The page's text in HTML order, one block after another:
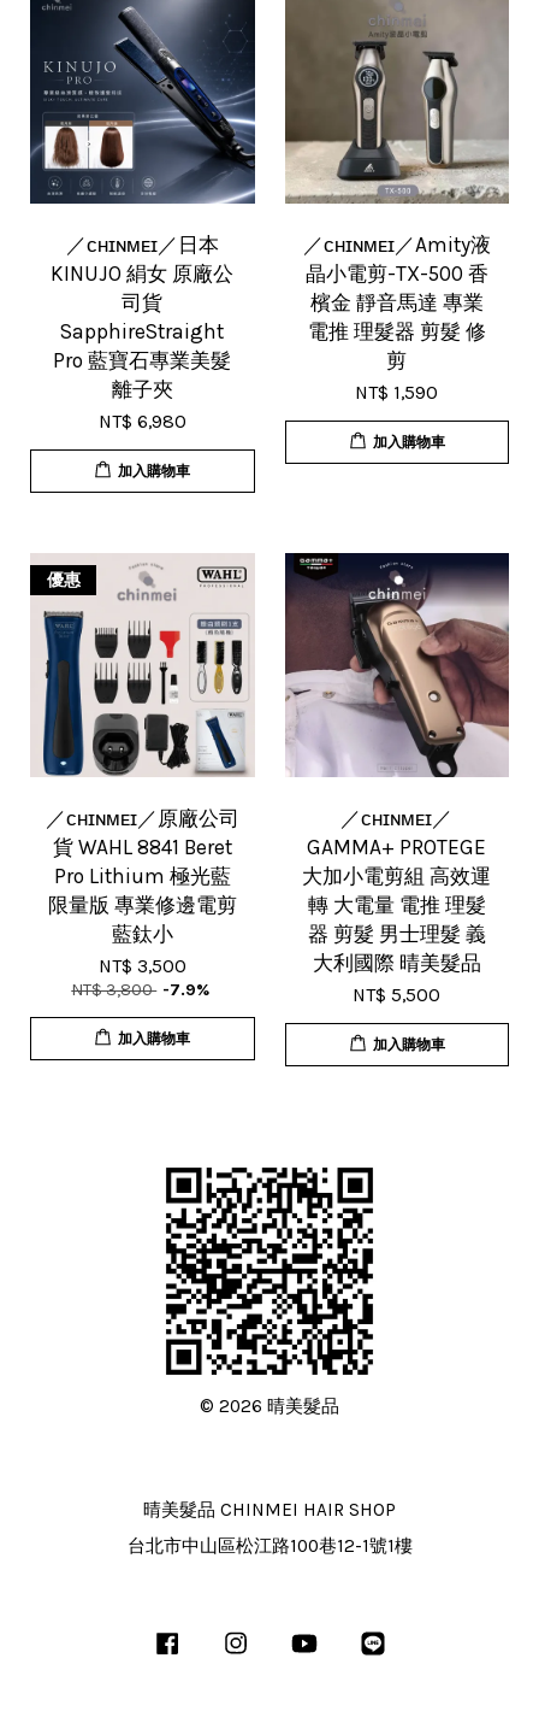
／ᴄʜɪɴᴍᴇɪ／日本
KINUJO 絹女 原廠公
司貨
SapphireStraight
Pro 藍寶石專業美髮
離子夾
NT$ 6,980
加入購物車
／ᴄʜɪɴᴍᴇɪ／Amity液
晶小電剪-TX-500 香
檳金 靜音馬達 專業
電推 理髮器 剪髮 修
剪
NT$ 1,590
加入購物車
優惠
／ᴄʜɪɴᴍᴇɪ／原廠公司
貨 WAHL 8841 Beret
Pro Lithium 極光藍
限量版 專業修邊電剪
藍鈦小
NT$ 3,500
NT$ 3,800 -7.9%
加入購物車
／ᴄʜɪɴᴍᴇɪ／
GAMMA+ PROTEGE
大加小電剪組 高效運
轉 大電量 電推 理髮
器 剪髮 男士理髮 義
大利國際 晴美髮品
NT$ 5,500
加入購物車
© 2026 晴美髮品
晴美髮品 CHINMEI HAIR SHOP
台北市中山區松江路100巷12-1號1樓
Facebook InstagramYouTube